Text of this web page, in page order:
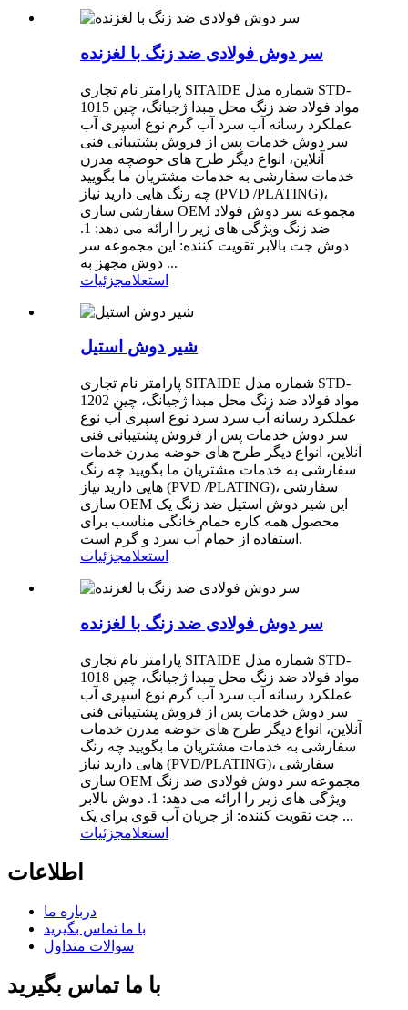
سر دوش فولادی ضد زنگ با لغزنده
پارامتر نام تجاری SITAIDE شماره مدل STD-
1015 مواد فولاد ضد زنگ محل مبدا ژجیانگ، چین
عملکرد رسانه آب سرد آب گرم نوع اسپری آب
سر دوش خدمات پس از فروش پشتیبانی فنی
آنلاین، انواع دیگر طرح های حوضچه مدرن
خدمات سفارشی به خدمات مشتریان ما بگویید
چه رنگ هایی دارید نیاز (PVD /PLATING)،
سفارشی سازی OEM مجموعه سر دوش فولاد
ضد زنگ ویژگی های زیر را ارائه می دهد: 1.
دوش جت بالابر تقویت کننده: این مجموعه سر
دوش مجهز به ...
استعلامجزئیات
شیر دوش استیل
پارامتر نام تجاری SITAIDE شماره مدل STD-
1202 مواد فولاد ضد زنگ محل مبدا ژجیانگ، چین
عملکرد رسانه آب سرد سرد نوع اسپری آب نوع
سر دوش خدمات پس از فروش پشتیبانی فنی
آنلاین، انواع دیگر طرح های حوضه مدرن خدمات
سفارشی به خدمات مشتریان ما بگویید چه رنگ
هایی دارید نیاز (PVD /PLATING)، سفارشی
سازی OEM این شیر دوش استیل ضد زنگ یک
محصول همه کاره حمام خانگی مناسب برای
استفاده از حمام آب سرد و گرم است.
استعلامجزئیات
سر دوش فولادی ضد زنگ با لغزنده
پارامتر نام تجاری SITAIDE شماره مدل STD-
1018 مواد فولاد ضد زنگ محل مبدا ژجیانگ، چین
عملکرد رسانه آب سرد آب گرم نوع اسپری آب
سر دوش خدمات پس از فروش پشتیبانی فنی
آنلاین، انواع دیگر طرح های حوضه مدرن خدمات
سفارشی به خدمات مشتریان ما بگویید چه رنگ
هایی دارید نیاز (PVD/PLATING)، سفارشی
سازی OEM مجموعه سر دوش فولادی ضد زنگ
ویژگی های زیر را ارائه می دهد: 1. دوش بالابر
جت تقویت کننده: از جریان آب قوی برای یک ...
استعلامجزئیات
اطلاعات
درباره ما
با ما تماس بگیرید
سوالات متداول
با ما تماس بگیرید